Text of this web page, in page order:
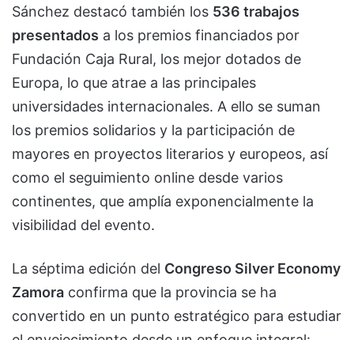
Sánchez destacó también los 536 trabajos
presentados a los premios financiados por
Fundación Caja Rural, los mejor dotados de
Europa, lo que atrae a las principales
universidades internacionales. A ello se suman
los premios solidarios y la participación de
mayores en proyectos literarios y europeos, así
como el seguimiento online desde varios
continentes, que amplía exponencialmente la
visibilidad del evento.
La séptima edición del Congreso Silver Economy
Zamora confirma que la provincia se ha
convertido en un punto estratégico para estudiar